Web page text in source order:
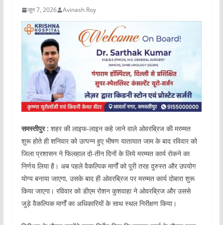
जून 7, 2026 Avinash Roy
समस्तीपुर : शहर की लाइफ-लाइन कहे जाने वाले ओवरब्रिज की मरम्मत
शुरू होते ही शनिवार को उत्पन्न हुए भीषण यातायात जाम के बाद रविवार को
जिला प्रशासन ने फिलहाल दो-तीन दिनों के लिये मरम्मत कार्य रोकने का
निर्णय लिया है। अब पहले वैकल्पिक मार्गों को पूरी तरह दुरुस्त और उपयोग
योग्य बनाया जाएगा, उसके बाद ही ओवरब्रिज पर मरम्मत कार्य दोबारा शुरू
किया जाएगा। रविवार को डीएम रोशन कुशवाहा ने ओवरब्रिज और उससे
जुड़े वैकल्पिक मार्गों का अधिकारियों के साथ स्थल निरीक्षण किया।